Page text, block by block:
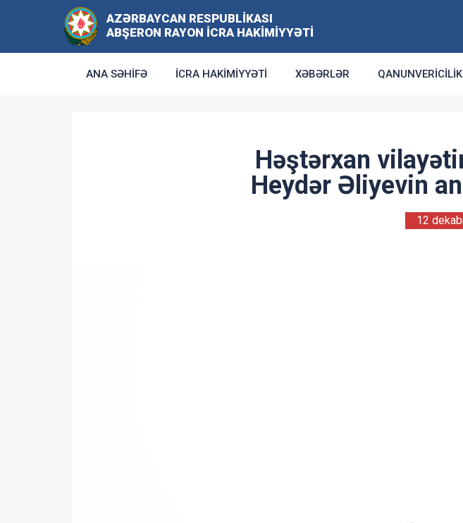
AZƏRBAYCAN RESPUBLIKASI
ABŞERON RAYON İCRA HAKIMIYYƏTI
ANA SƏHIFƏ İCRA HAKIMIYYƏTI XƏBƏRLƏR QANUNVERICILIK
Həştərxan
Heydər Əliyevin
12